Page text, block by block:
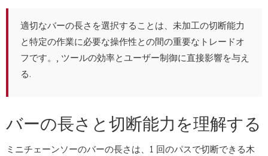
適切なバーの長さを選択することは、未加工の切断能力
と特定の作業に必要な操作性との間の重要なトレードオ
フです。, ツールの効率とユーザー制御に直接影響を与え
る.
バーの長さと切断能力を理解する
ミニチェーンソーのバーの長さは、1 回のパスで切断できる木